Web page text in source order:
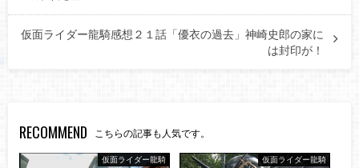
仮面ライダー龍騎感想２１話「優衣の過去」神崎史郎の家に
は封印が！
RECOMMEND こちらの記事も人気です。
仮面ライダー龍騎 仮面ライダー龍騎